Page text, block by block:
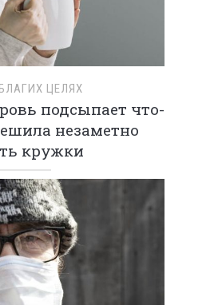
ЦЕЛЯХ
подсыпает что-
незаметно
кружки